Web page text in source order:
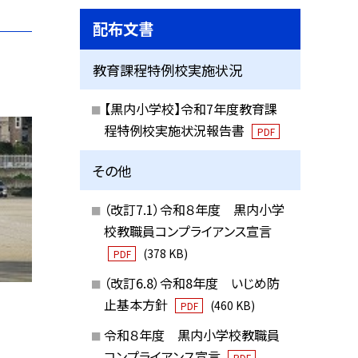
配布文書
教育課程特例校実施状況
【黒内小学校】令和7年度教育課
程特例校実施状況報告書
PDF
その他
（改訂7.1）令和８年度 黒内小学
校教職員コンプライアンス宣言
PDF (378 KB)
（改訂6.8）令和8年度 いじめ防
止基本方針
PDF (460 KB)
令和８年度 黒内小学校教職員